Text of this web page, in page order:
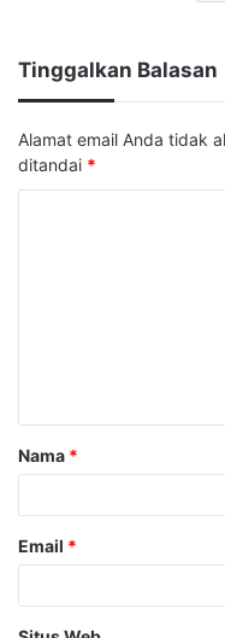
Tinggalkan Balasan
Alamat email Anda tidak
ditandai *
a
r
Nama *
Email *